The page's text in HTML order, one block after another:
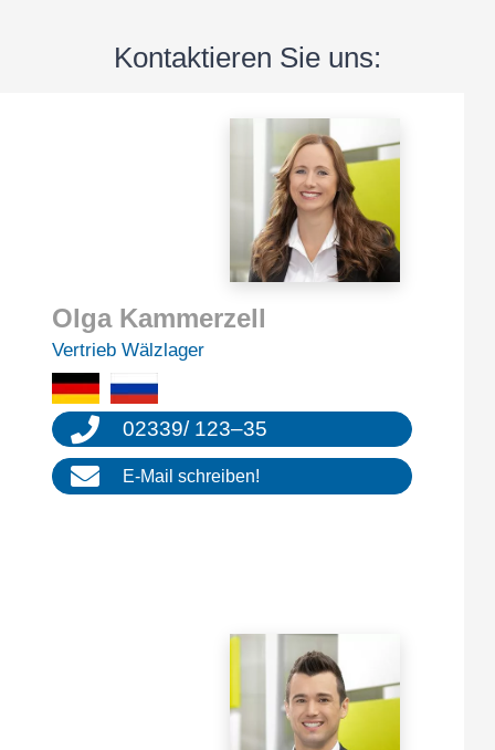
Kontak­tie­ren Sie uns:
Olga Kammer­zell
Vertrieb Wälzla­ger
02339/ 123–35
E‑Mail schrei­ben!